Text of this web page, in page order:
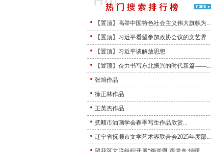
【置顶】高举中国特色社会主义伟大旗帜为...
【置顶】习近平看望参加政协会议的文艺界...
【置顶】习近平谈解放思想
【置顶】奋力书写东北振兴的时代新篇——...
张旭作品
徐正林作品
王英杰作品
抚顺市油画学会春季写生作品欣赏...
辽宁省抚顺市文学艺术界联合会2025年度部...